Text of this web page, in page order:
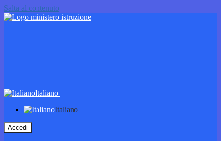
Salta al contenuto
Italiano
Italiano
Accedi